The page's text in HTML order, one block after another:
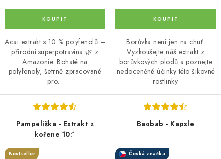
Acai extrakt s 10 % polyfenolů –
přírodní superpotravina 🌿 z
Amazonie. Bohaté na
polyfenoly, šetrně zpracované
pro...
Borůvka není jen na chuť.
Vyzkoušejte náš extrakt z
borůvkových plodů a poznejte
nedoceněné účinky této šikovné
rostlinky.
Pampeliška - Extrakt z
kořene 10:1
Bestseller
Baobab - Kapsle
Česká značka